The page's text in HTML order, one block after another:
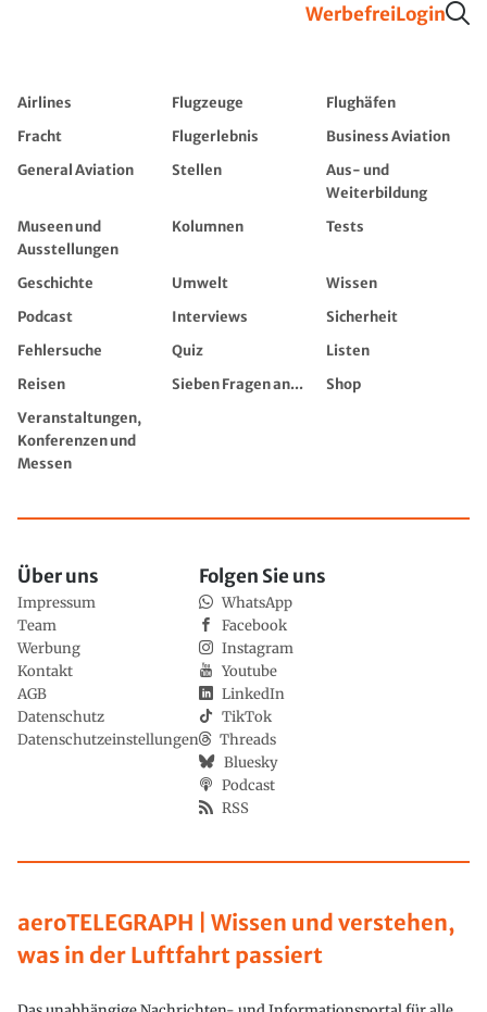
WerbefreiLogin
Airlines Flugzeuge
Flughäfen
Fracht
Flugerlebnis
Business Aviation
General Aviation
Stellen
Aus- und
Weiterbildung
Museen und
Ausstellungen
Kolumnen Tests
Geschichte Umwelt
Wissen
Podcast
Interviews
Sicherheit
Fehlersuche
Quiz
Listen
Reisen
Sieben Fragen an...
Shop
Veranstaltungen,
Konferenzen und
Messen
aeroTELEGRAPH | Wissen und verstehen,
was in der Luftfahrt passiert
Über uns
Impressum
Team
Werbung
Kontakt
AGB
Datenschutz
Datenschutzeinstellungen
Folgen Sie uns
WhatsApp
Facebook
Instagram
Youtube
LinkedIn
TikTok
Threads
Bluesky
Podcast
RSS